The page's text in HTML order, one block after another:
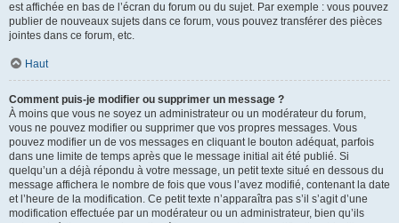
est affichée en bas de l’écran du forum ou du sujet. Par exemple : vous pouvez
publier de nouveaux sujets dans ce forum, vous pouvez transférer des pièces
jointes dans ce forum, etc.
Haut
Comment puis-je modifier ou supprimer un message ?
À moins que vous ne soyez un administrateur ou un modérateur du forum,
vous ne pouvez modifier ou supprimer que vos propres messages. Vous
pouvez modifier un de vos messages en cliquant le bouton adéquat, parfois
dans une limite de temps après que le message initial ait été publié. Si
quelqu’un a déjà répondu à votre message, un petit texte situé en dessous du
message affichera le nombre de fois que vous l’avez modifié, contenant la date
et l’heure de la modification. Ce petit texte n’apparaîtra pas s’il s’agit d’une
modification effectuée par un modérateur ou un administrateur, bien qu’ils